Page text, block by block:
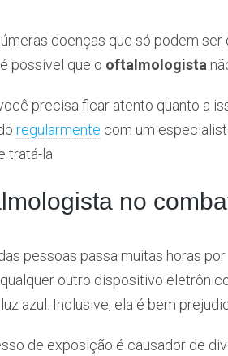
doenças que só podem
possível que o oftalmologista
precisa ficar atento quanto a
regularmente com um
tratá-la.
no
pessoas passa muitas horas
outro dispositivo
azul. Inclusive, ela é bem
de exposição é causador de